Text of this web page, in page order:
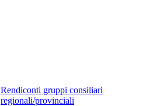
Rendiconti gruppi consiliari
regionali/provinciali